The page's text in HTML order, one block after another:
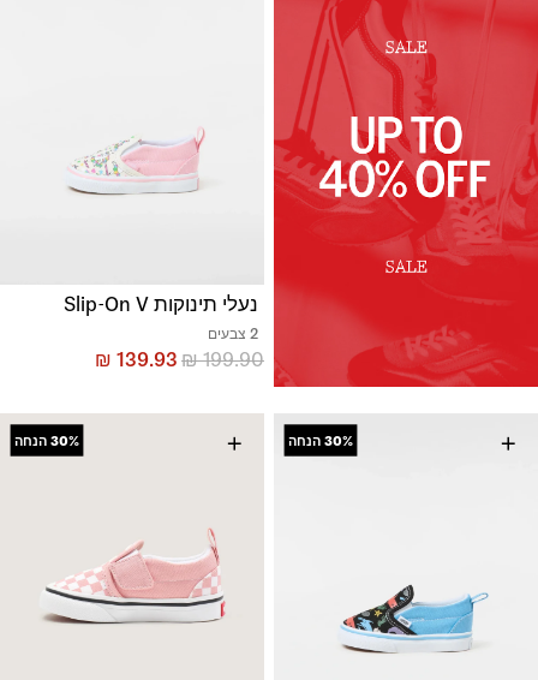
נעלי תינוקות Slip-On V
2 צבעים
₪199.90
₪ 139.93
+
30% הנחה +
30% הנחה